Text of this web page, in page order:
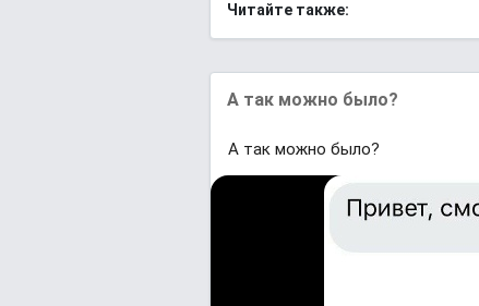
Читайте также:
А так можно было?
А так можно было?